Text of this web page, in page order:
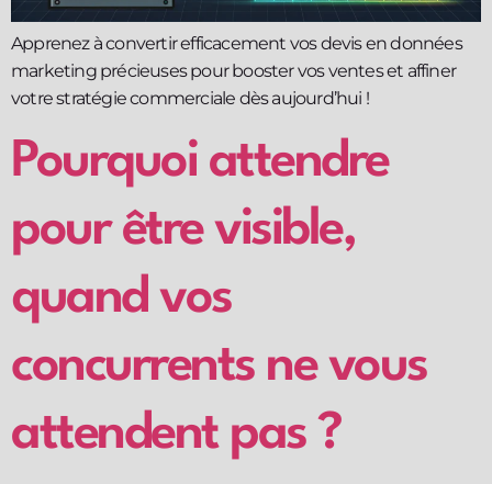
Apprenez à convertir efficacement vos devis en données
marketing précieuses pour booster vos ventes et affiner
votre stratégie commerciale dès aujourd’hui !
Pourquoi attendre
pour être visible,
quand vos
concurrents ne vous
attendent pas ?